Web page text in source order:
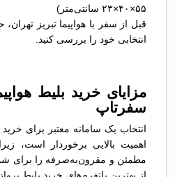
۵۵×۴۰×۲۳ سانتی‌متر)
قبل از سفر با هواپیما تبریز تهران،
انتخابی خود را بررسی کنید.
مزایای خرید بلیط
سفرتاپ
انتخاب یک سامانه معتبر برای خرید
اهمیت بالایی برخوردار است،
مطمئن و مقرون‌به‌صرفه را برای